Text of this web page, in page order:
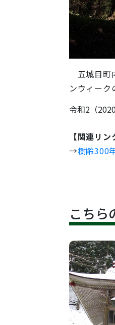
五城目町
ンウィーク
令和2（
【関連リ
→樹齢300
こちら